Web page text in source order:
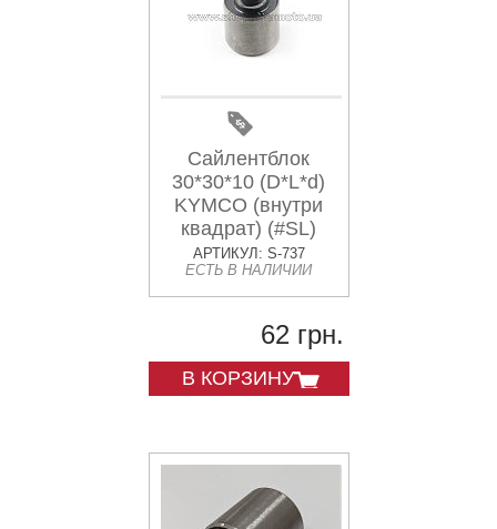
Сайлентблок
30*30*10 (D*L*d)
KYMCO (внутри
квадрат) (#SL)
АРТИКУЛ: S-737
ЕСТЬ В НАЛИЧИИ
62 грн.
В КОРЗИНУ